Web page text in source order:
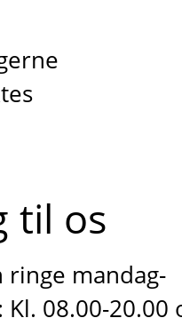
til os
ringe mandag-
Kl. 08.00-20.00